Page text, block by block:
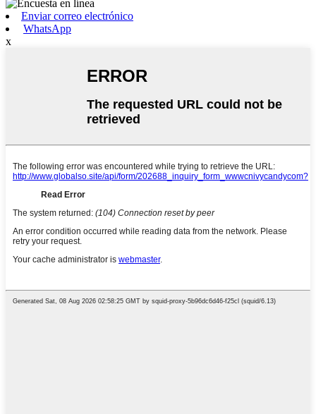
Enviar correo electrónico
WhatsApp
x